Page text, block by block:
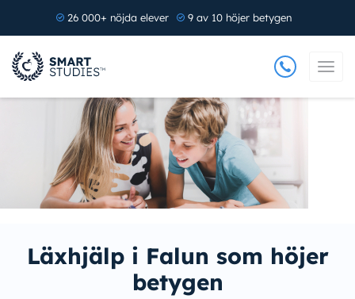
26 000+ nöjda elever 9 av 10 höjer betygen
Läxhjälp i Falun som höjer
betygen